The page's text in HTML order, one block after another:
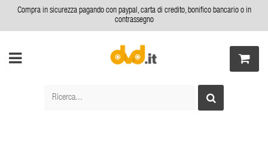
Compra in sicurezza pagando con paypal, carta di credito, bonifico bancario o in
contrassegno